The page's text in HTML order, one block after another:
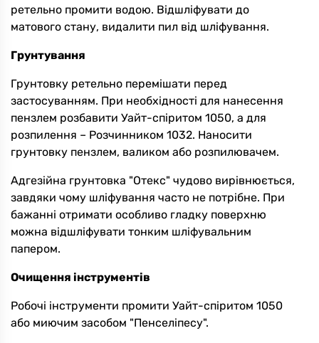
ретельно промити водою. Відшліфувати до
матового стану, видалити пил від шліфування.
Грунтування
Грунтовку ретельно перемішати перед
застосуванням. При необхідності для нанесення
пензлем розбавити Уайт-спіритом 1050, а для
розпилення – Розчинником 1032. Наносити
грунтовку пензлем, валиком або розпилювачем.
Адгезійна грунтовка "Отекс" чудово вирівнюється,
завдяки чому шліфування часто не потрібне. При
бажанні отримати особливо гладку поверхню
можна відшліфувати тонким шліфувальним
папером.
Очищення інструментів
Робочі інструменти промити Уайт-спіритом 1050
або миючим засобом "Пенселіпесу".